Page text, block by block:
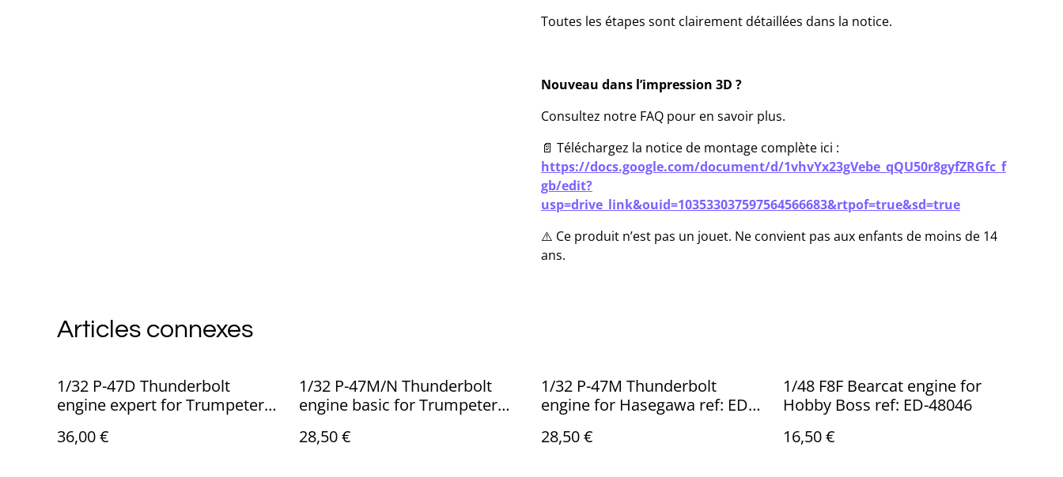
Toutes les étapes sont clairement détaillées dans la notice.
Nouveau dans l’impression 3D ?
Consultez notre FAQ pour en savoir plus.
📄 Téléchargez la notice de montage complète ici :
https://docs.google.com/document/d/1vhvYx23gVebe_qQU50r8gyfZRGfc_f
gb/edit?
usp=drive_link&ouid=103533037597564566683&rtpof=true&sd=true
⚠️ Ce produit n’est pas un jouet. Ne convient pas aux enfants de moins de 14
ans.
Articles connexes
1/32 P-47D Thunderbolt
engine expert for Trumpeter
36,00 €
1/32 P-47M/N Thunderbolt
engine basic for Trumpeter
28,50 €
1/32 P-47M Thunderbolt
engine for Hasegawa ref: ED-
28,50 €
1/48 F8F Bearcat engine for
Hobby Boss ref: ED-48046
16,50 €